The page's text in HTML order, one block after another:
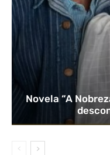
Novela “A